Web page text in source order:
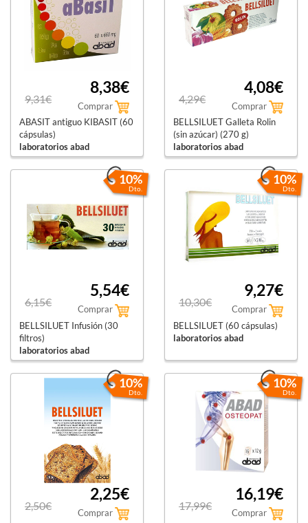
9,31€
8,38€
Comprar
ABASIT antiguo KIBASIT (60
cápsulas)
laboratorios abad
4,29€
4,08€
Comprar
BELLSILUET Galleta Rolin
(sin azúcar) (270 g)
laboratorios abad
10%
Dto.
6,15€
5,54€
Comprar
BELLSILUET Infusión (30
filtros)
laboratorios abad
10%
Dto.
10,30€
9,27€
Comprar
BELLSILUET (60 cápsulas)
laboratorios abad
10%
Dto.
2,50€
2,25€
Comprar
10%
Dto.
17,99€
16,19€
Comprar